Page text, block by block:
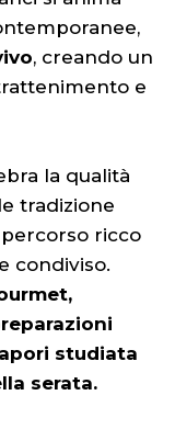
, creando un
e
la qualità
tradizione
ricco
condiviso.
studiata
serata.